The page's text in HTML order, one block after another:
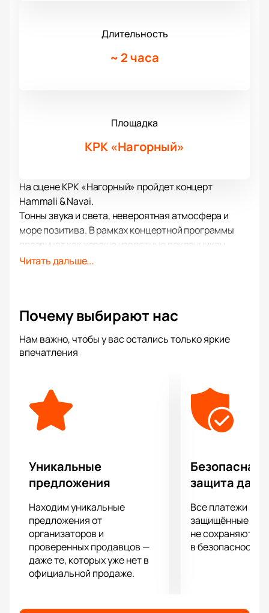
Длительность
~ 2 часа
Площадка
КРК «Нагорный»
На сцене КРК «Нагорный» пройдет концерт
Hammali & Navai.
Тонны звука и света, невероятная атмосфера и
море позитива. В рамках концертной программы
прозвучат как хорошо известные поклонникам
хиты, так и самые свежие композиции, написанные
отличного настроения, возможность вживую
Самое передовое световое и звуковое
оборудование позволит вам отчетливо услышать
подробностях, независимо от того, как далеко от
сцены вы находитесь!
Читать дальше...
Почему выбирают нас
Нам важно, чтобы у вас остались только яркие
впечатления
Уникальные
предложения
Находим уникальные
предложения от
организаторов и
проверенных продавцов —
даже те, которых уже нет в
официальной продаже.
Безопасная
защита
Все платежи
защищённые
не сохраняются
в безопасности.